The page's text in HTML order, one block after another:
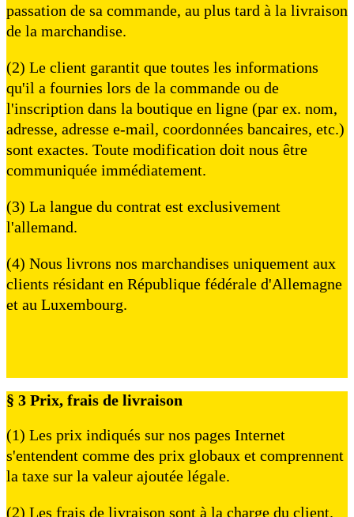
passation de sa commande, au plus tard à la livraison
de la marchandise.
(2) Le client garantit que toutes les informations
qu'il a fournies lors de la commande ou de
l'inscription dans la boutique en ligne (par ex. nom,
adresse, adresse e-mail, coordonnées bancaires, etc.)
sont exactes. Toute modification doit nous être
communiquée immédiatement.
(3) La langue du contrat est exclusivement
l'allemand.
(4) Nous livrons nos marchandises uniquement aux
clients résidant en République fédérale d'Allemagne
et au Luxembourg.
§ 3 Prix, frais de livraison
(1) Les prix indiqués sur nos pages Internet
s'entendent comme des prix globaux et comprennent
la taxe sur la valeur ajoutée légale.
(2) Les frais de livraison sont à la charge du client.